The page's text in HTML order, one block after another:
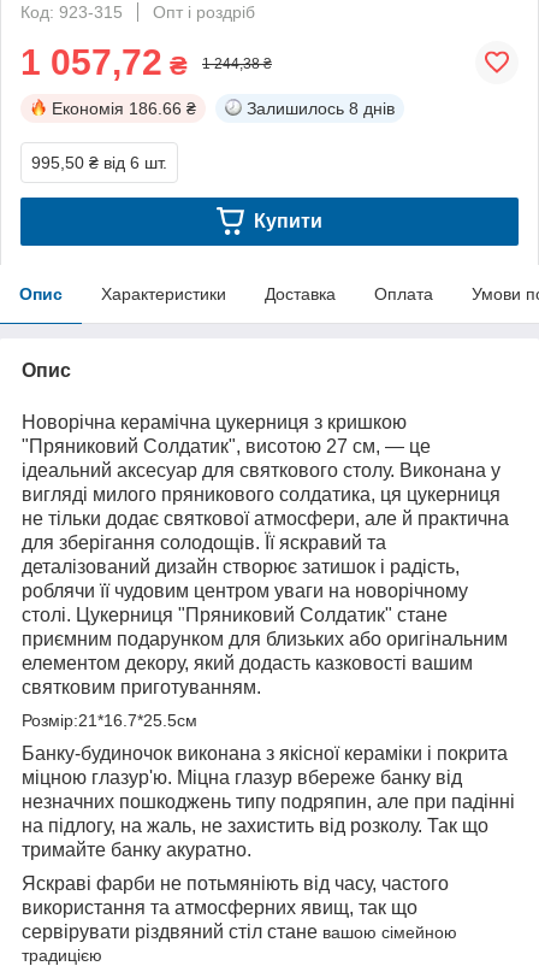
Код: 923-315
Опт і роздріб
1 057,72 ₴ 1 244,38 ₴
Економія 186.66 ₴ Залишилось 8 днів
995,50 ₴ від 6 шт.
Купити
Опис Характеристики Доставка Оплата Умови
Опис
Новорічна керамічна цукерниця з кришкою
"Пряниковий Солдатик", висотою 27 см, — це
ідеальний аксесуар для святкового столу. Виконана у
вигляді милого пряникового солдатика, ця цукерниця
не тільки додає святкової атмосфери, але й практична
для зберігання солодощів. Її яскравий та
деталізований дизайн створює затишок і радість,
роблячи її чудовим центром уваги на новорічному
столі. Цукерниця "Пряниковий Солдатик" стане
приємним подарунком для близьких або оригінальним
елементом декору, який додасть казковості вашим
святковим приготуванням.
Розмір:21*16.7*25.5см
Банку-будиночок виконана з якісної кераміки і покрита
міцною глазур'ю. Міцна глазур вбереже банку від
незначних пошкоджень типу подряпин, але при падінні
на підлогу, на жаль, не захистить від розколу. Так що
тримайте банку акуратно.
Яскраві фарби не потьмяніють від часу, частого
використання та атмосферних явищ, так що
сервірувати різдвяний стіл стане вашою сімейною
традицією